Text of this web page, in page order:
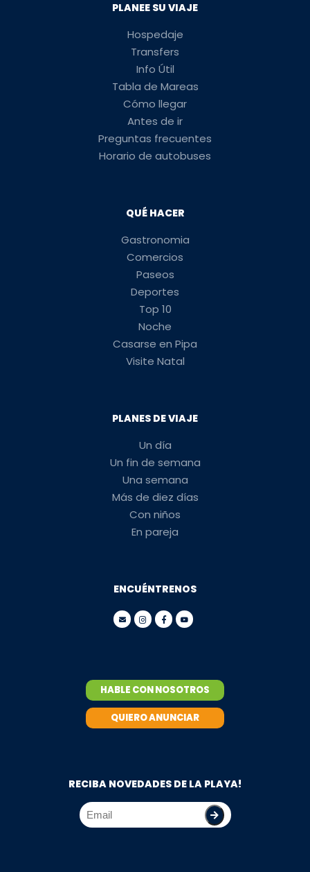
PLANEE SU VIAJE
Hospedaje
Transfers
Info Útil
Tabla de Mareas
Cómo llegar
Antes de ir
Preguntas frecuentes
Horario de autobuses
QUÉ HACER
Gastronomia
Comercios
Paseos
Deportes
Top 10
Noche
Casarse en Pipa
Visite Natal
PLANES DE VIAJE
Un día
Un fin de semana
Una semana
Más de diez días
Con niños
En pareja
ENCUÉNTRENOS
HABLE CON NOSOTROS
QUIERO ANUNCIAR
RECIBA NOVEDADES DE LA PLAYA!